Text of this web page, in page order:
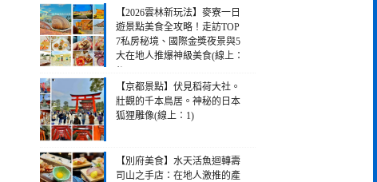
【2026雲林新玩法】麥寮一日
遊景點美食全攻略！走訪TOP
7私房秘境、國際金獎夜景與5
大在地人推爆神級美食(線上：
1)
【京都景點】伏見稻荷大社。
壯觀的千本鳥居。神秘的日本
狐狸雕像(線上：1)
【別府美食】水天活魚迴轉壽
司山之手店：在地人激推的產